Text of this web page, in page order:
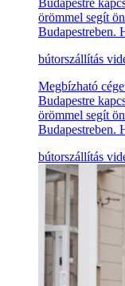
Budapestre
örömmel segít
Budapestreben.
bútorszállítás
Megbízható
Budapestre
örömmel segít
Budapestreben.
bútorszállítás